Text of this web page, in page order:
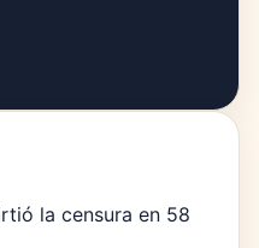
la censura en 58